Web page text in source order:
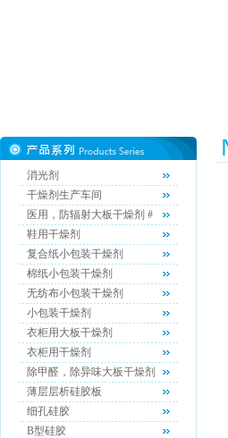
消光剂
干燥剂生产车间
医用，防辐射大板干燥剂 #
鞋用干燥剂
复合纸小包装干燥剂
棉纸小包装干燥剂
无纺布小包装干燥剂
小包装干燥剂
衣柜用大板干燥剂
衣柜用干燥剂
除甲醛，除异味大板干燥剂
薄层层析硅胶板
细孔硅胶
B型硅胶